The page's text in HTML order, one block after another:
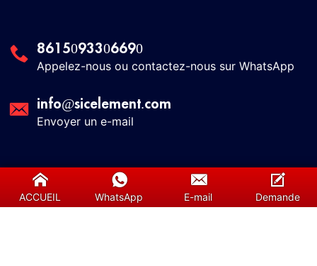
8615093306690
Appelez-nous ou contactez-nous sur WhatsApp
info@sicelement.com
Envoyer un e-mail
Liens utiles
ACCUEIL WhatsApp E-mail Demande